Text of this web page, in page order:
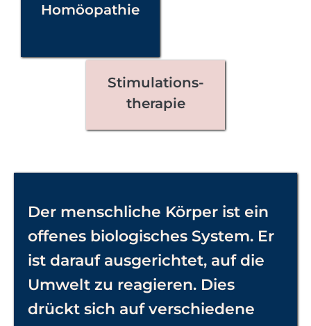
Homöopathie
Stimulations-
therapie
Der menschliche Körper ist ein
offenes biologisches System. Er
ist darauf ausgerichtet, auf die
Umwelt zu reagieren. Dies
drückt sich auf verschiedene